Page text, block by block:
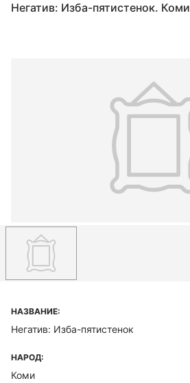
Негатив: Изба-пятистенок. Коми
НАЗВАНИЕ:
Негатив: Изба-пятистенок
НАРОД:
Коми